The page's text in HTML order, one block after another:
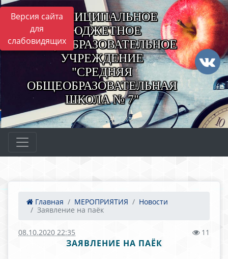
Версия сайта
для
слабовидящих
МУНИЦИПАЛЬНОЕ
БЮДЖЕТНОЕ
ОБЩЕОБРАЗОВАТЕЛЬНОЕ
УЧРЕЖДЕНИЕ
"СРЕДНЯЯ
ОБЩЕОБРАЗОВАТЕЛЬНАЯ
ШКОЛА № 7"
Главная МЕРОПРИЯТИЯ
Новости
Заявление на паёк
08.10.2020 22:35 11
ЗАЯВЛЕНИЕ НА ПАЁК